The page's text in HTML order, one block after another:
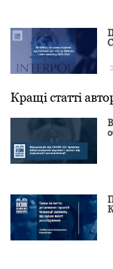
Кращі статті